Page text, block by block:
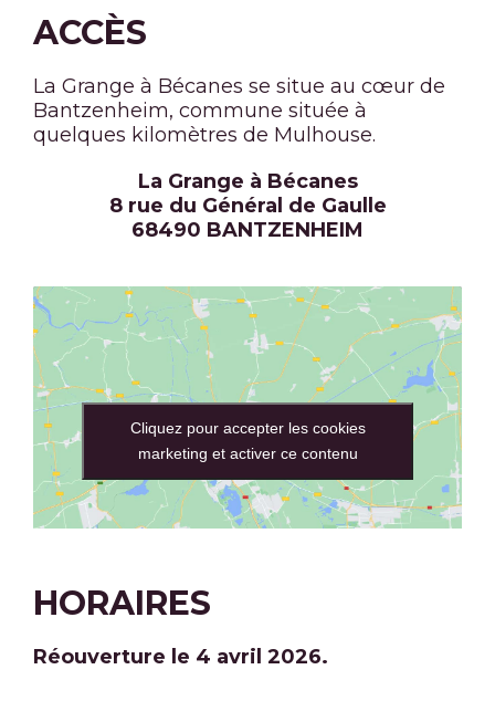
ACCÈS
La Grange à Bécanes se situe au cœur de
Bantzenheim, commune située à
quelques kilomètres de Mulhouse.
La Grange à Bécanes
8 rue du Général de Gaulle
68490 BANTZENHEIM
Cliquez pour accepter les cookies
marketing et activer ce contenu
HORAIRES
Réouverture le 4 avril 2026.